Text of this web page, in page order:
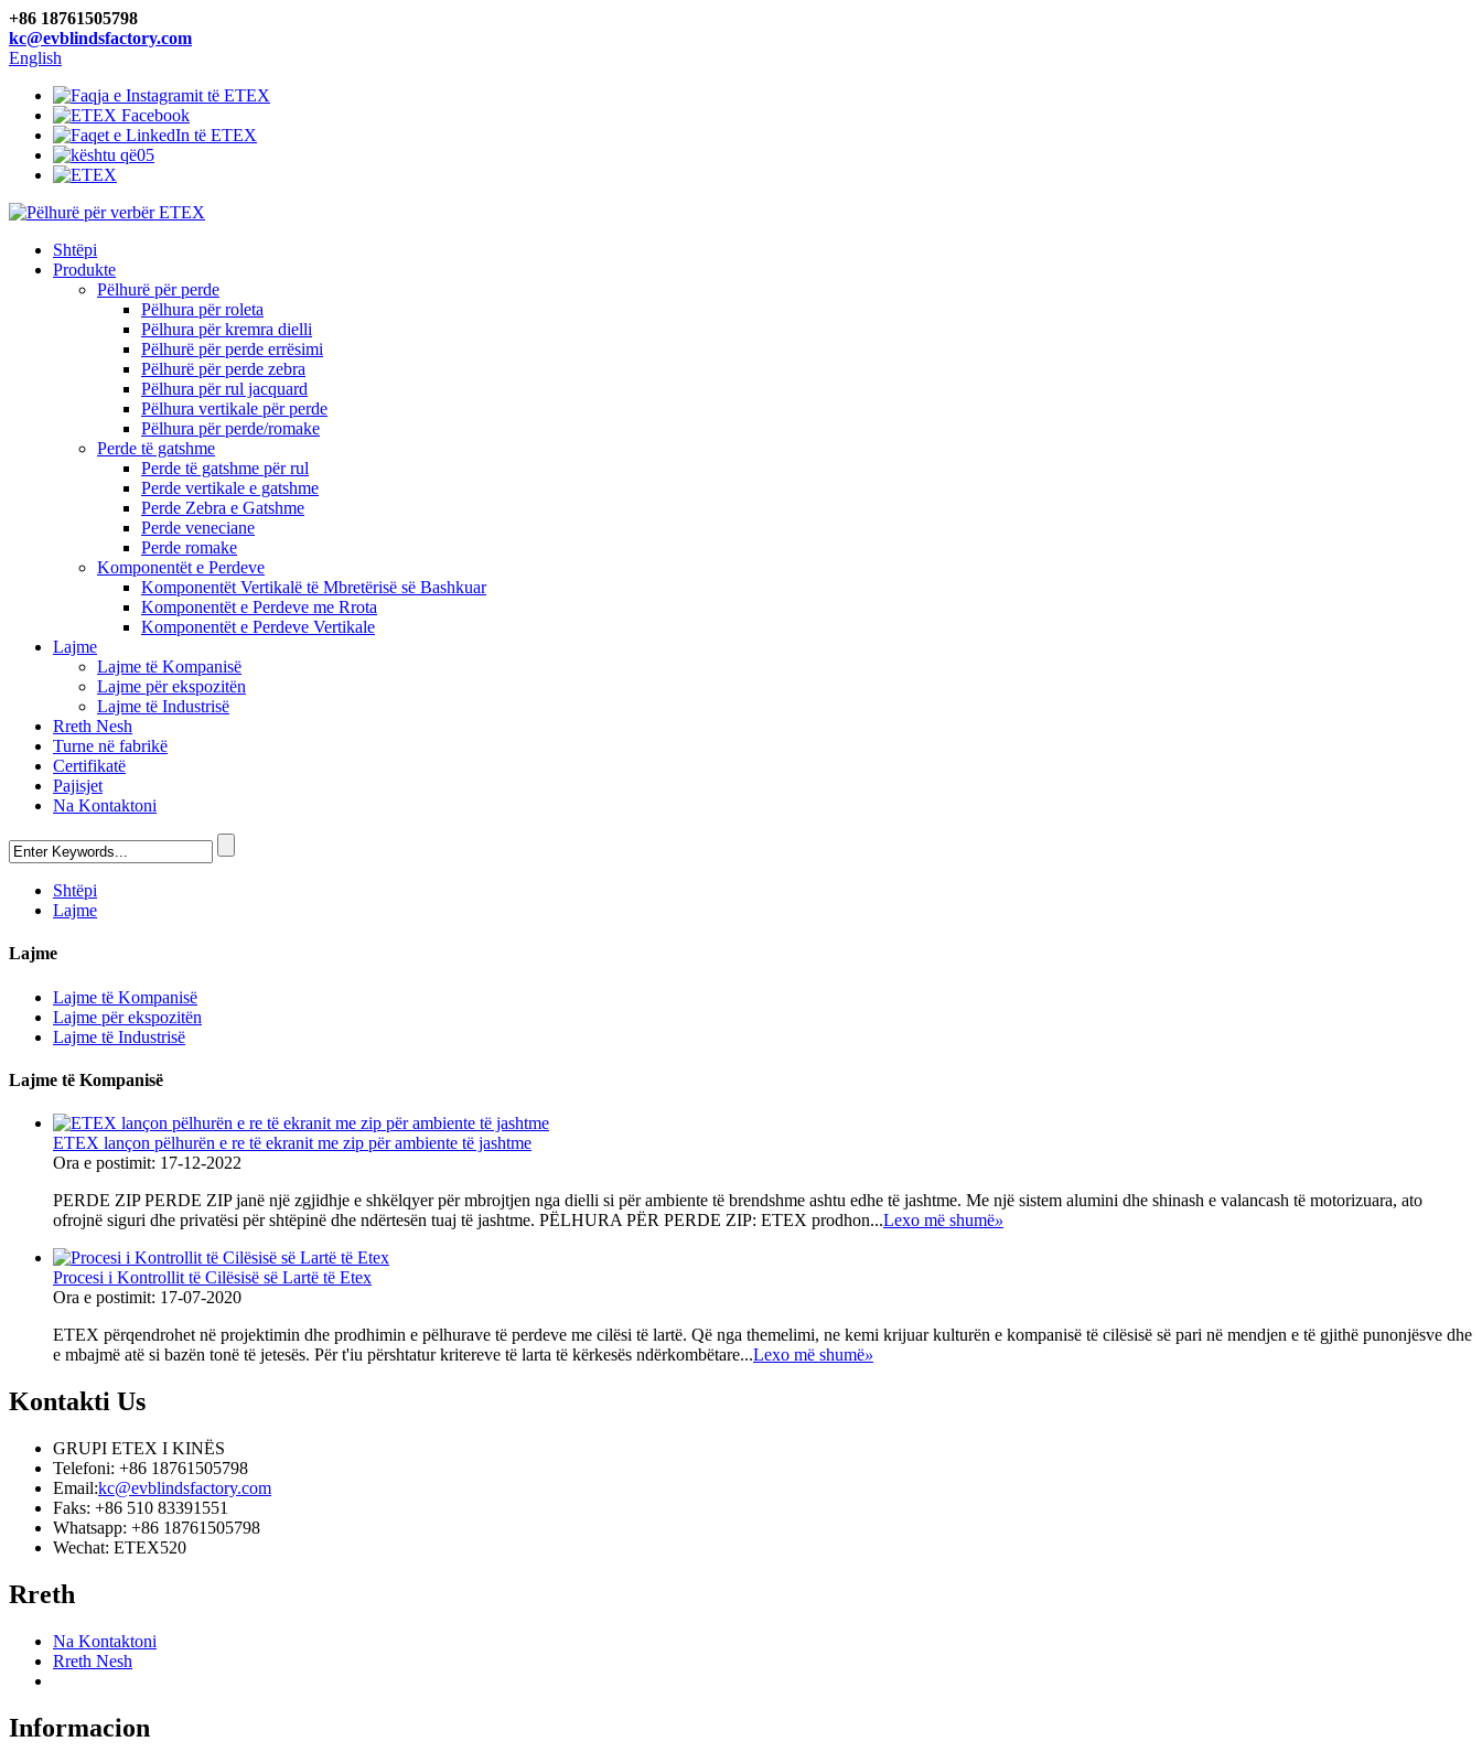
+86 18761505798
kc@evblindsfactory.com
English
Shtëpi
Produkte
Pëlhurë për perde
Pëlhura për roleta
Pëlhura për kremra dielli
Pëlhurë për perde errësimi
Pëlhurë për perde zebra
Pëlhura për rul jacquard
Pëlhura vertikale për perde
Pëlhura për perde/romake
Perde të gatshme
Perde të gatshme për rul
Perde vertikale e gatshme
Perde Zebra e Gatshme
Perde veneciane
Perde romake
Komponentët e Perdeve
Komponentët Vertikalë të Mbretërisë së Bashkuar
Komponentët e Perdeve me Rrota
Komponentët e Perdeve Vertikale
Lajme
Lajme të Kompanisë
Lajme për ekspozitën
Lajme të Industrisë
Rreth Nesh
Turne në fabrikë
Certifikatë
Pajisjet
Na Kontaktoni
Shtëpi
Lajme
Lajme
Lajme të Kompanisë
Lajme për ekspozitën
Lajme të Industrisë
Lajme të Kompanisë
ETEX lançon pëlhurën e re të ekranit me zip për ambiente të jashtme
Ora e postimit: 17-12-2022
PERDE ZIP PERDE ZIP janë një zgjidhje e shkëlqyer për mbrojtjen nga dielli si për ambiente të brendshme ashtu edhe të jashtme. Me një sistem alumini dhe shinash e valancash të motorizuara, ato
ofrojnë siguri dhe privatësi për shtëpinë dhe ndërtesën tuaj të jashtme. PËLHURA PËR PERDE ZIP: ETEX prodhon...Lexo më shumë»
Procesi i Kontrollit të Cilësisë së Lartë të Etex
Ora e postimit: 17-07-2020
ETEX përqendrohet në projektimin dhe prodhimin e pëlhurave të perdeve me cilësi të lartë. Që nga themelimi, ne kemi krijuar kulturën e kompanisë të cilësisë së pari në mendjen e të gjithë punonjësve dhe
e mbajmë atë si bazën tonë të jetesës. Për t'iu përshtatur kritereve të larta të kërkesës ndërkombëtare...Lexo më shumë»
Kontakti Us
GRUPI ETEX I KINËS
Telefoni: +86 18761505798
Email:kc@evblindsfactory.com
Faks: +86 510 83391551
Whatsapp: +86 18761505798
Wechat: ETEX520
Rreth
Na Kontaktoni
Rreth Nesh
Informacion